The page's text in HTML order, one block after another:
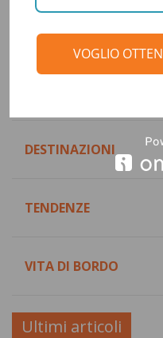
Categorie
DESTINAZIONI
TENDENZE
VITA DI BORDO
Ultimi articoli
VOGLIO